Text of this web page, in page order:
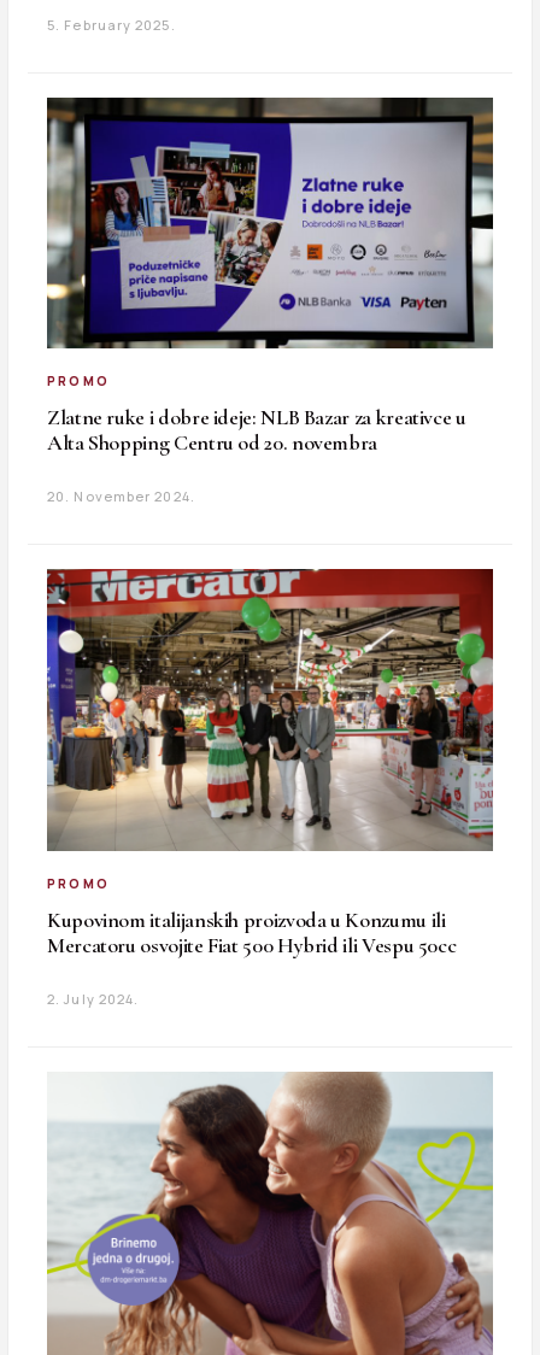
5. February 2025.
PROMO
Zlatne ruke i dobre ideje: NLB Bazar za kreativce u
Alta Shopping Centru od 20. novembra
20. November 2024.
PROMO
Kupovinom italijanskih proizvoda u Konzumu ili
Mercatoru osvojite Fiat 500 Hybrid ili Vespu 50cc
2. July 2024.